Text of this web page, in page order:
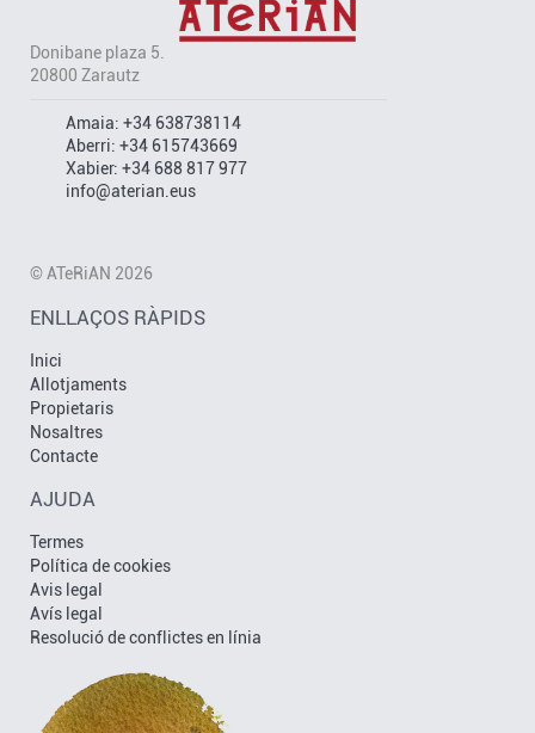
Donibane plaza 5.
20800 Zarautz
Amaia: +34 638738114
Aberri: +34 615743669
Xabier: +34 688 817 977
info@aterian.eus
© ATeRiAN 2026
ENLLAÇOS RÀPIDS
Inici
Allotjaments
Propietaris
Nosaltres
Contacte
AJUDA
Termes
Política de cookies
Avis legal
Avís legal
Resolució de conflictes en línia